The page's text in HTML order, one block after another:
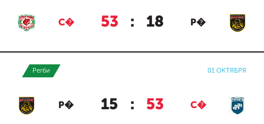
С� 53 : 18 Р�
Регби 01 ОКТЯБРЯ
Р� 15 : 53 С�